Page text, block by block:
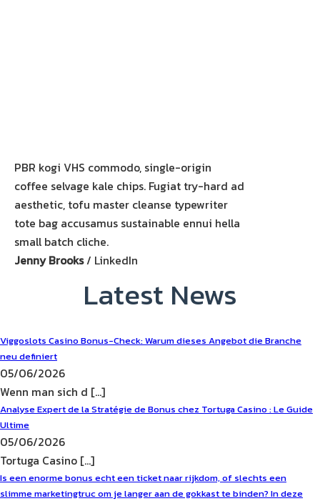
PBR kogi VHS commodo, single-origin
coffee selvage kale chips. Fugiat try-hard ad
aesthetic, tofu master cleanse typewriter
tote bag accusamus sustainable ennui hella
small batch cliche.
Jenny Brooks/ LinkedIn
Latest News
Viggoslots Casino Bonus-Check: Warum dieses Angebot die Branche
neu definiert
05/06/2026
Wenn man sich d [...]
Analyse Expert de la Stratégie de Bonus chez Tortuga Casino : Le Guide
Ultime
05/06/2026
Tortuga Casino [...]
Is een enorme bonus echt een ticket naar rijkdom, of slechts een
slimme marketingtruc om je langer aan de gokkast te binden? In deze